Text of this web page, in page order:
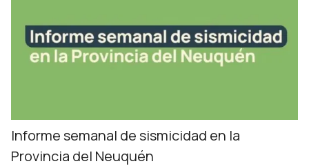
Informe semanal de sismicidad en la
Provincia del Neuquén